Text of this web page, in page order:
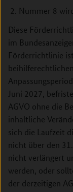
Nummer 8
Diese
im
Förderrichtlinie
Juni 2027,
AGVO ohne die
inhaltliche
sich die Laufzeit
nicht über den
nicht verlängert
werden, oder
der derzeitigen